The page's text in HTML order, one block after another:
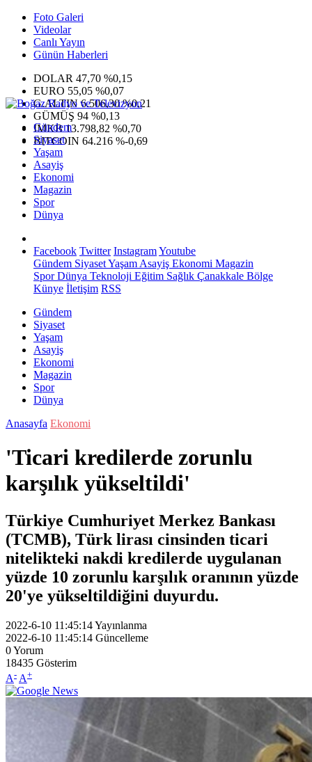
Foto Galeri
Videolar
Canlı Yayın
Günün Haberleri
DOLAR 47,70 %0,15
EURO 55,05 %0,07
G.ALTIN6.506,30 %0,21
GÜMÜŞ 94 %0,13
IMKB13.798,82 %0,70
BITCOIN 64.216 %-0,69
Gündem
Siyaset
Yaşam
Asayiş
Ekonomi
Magazin
Spor
Dünya
Facebook Twitter InstagramYoutube
Gündem SiyasetYaşam Asayiş Ekonomi Magazin
SporDünya Teknoloji Eğitim Sağlık Çanakkale Bölge
Künye İletişim RSS
Gündem
Siyaset
Yaşam
Asayiş
Ekonomi
Magazin
Spor
Dünya
Anasayfa Ekonomi
'Ticari kredilerde zorunlu
karşılık yükseltildi'
Türkiye Cumhuriyet Merkez Bankası
(TCMB), Türk lirası cinsinden ticari
nitelikteki nakdi kredilerde uygulanan
yüzde 10 zorunlu karşılık oranının yüzde
20'ye yükseltildiğini duyurdu.
2022-6-10 11:45:14Yayınlanma
2022-6-10 11:45:14 Güncelleme
0Yorum
18435 Gösterim
A- A+